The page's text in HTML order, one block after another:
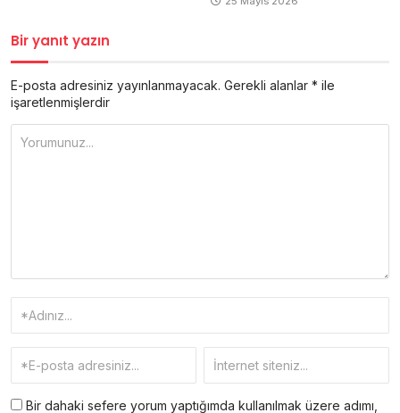
Bir yanıt yazın
E-posta adresiniz yayınlanmayacak. Gerekli alanlar * ile
işaretlenmişlerdir
Bir dahaki sefere yorum yaptığımda kullanılmak üzere adımı,